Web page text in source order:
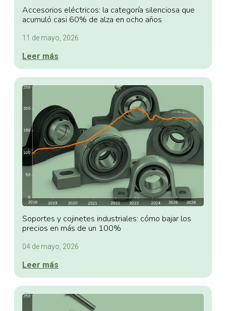
Accesorios eléctricos: la categoría silenciosa que
acumuló casi 60% de alza en ocho años
11 de mayo, 2026
Leer más
Soportes y cojinetes industriales: cómo bajar los
precios en más de un 100%
04 de mayo, 2026
Leer más